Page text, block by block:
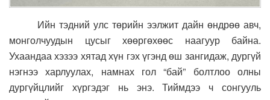
Ийн тэдний улс төрийн ээлжит дайн өндрөө авч,
монголчуудын цусыг хөөргөхөөс наагуур байна.
Ухаандаа хэзээ хятад хүн гэх үгэнд өш зангидаж, дургүй
нэгнээ харлуулах, намнах гол “бай” болтлоо олны
дургүйцлийг хүргэдэг нь энэ. Тиймдээ ч сонгууль